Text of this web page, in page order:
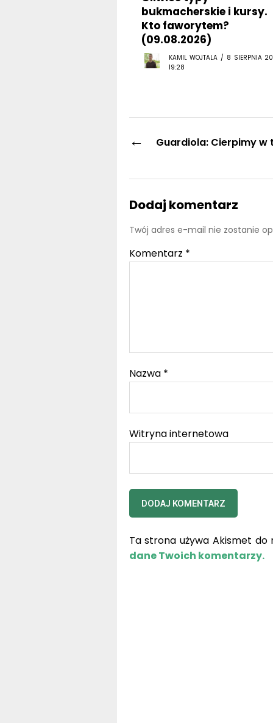
bukmacherskie i kursy.
Kto faworytem?
(09.08.2026)
KAMIL WOJTALA / 8 SIERPNIA
19:28
← Guardiola: Cierpimy w
Dodaj komentarz
Twój adres e-mail nie zostanie
Komentarz *
Nazwa *
Witryna internetowa
Ta strona używa Akismet do
dane Twoich komentarzy.